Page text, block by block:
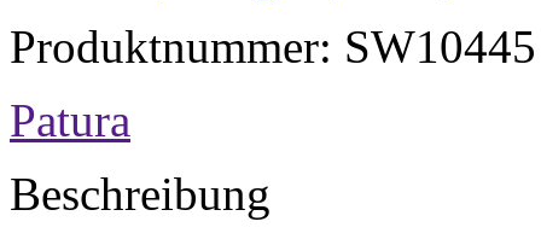
Produktnummer: SW10445
Patura
Beschreibung